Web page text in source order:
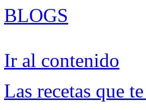
BLOGS
Ir al contenido
Las recetas que